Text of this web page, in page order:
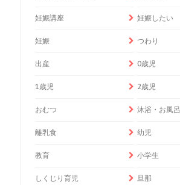
妊娠講座 妊娠したい
妊娠 つわり
出産 0歳児
1歳児 2歳児
おむつ 沐浴・お風呂
離乳食 幼児
教育 小学生
しくじり育児 旦那